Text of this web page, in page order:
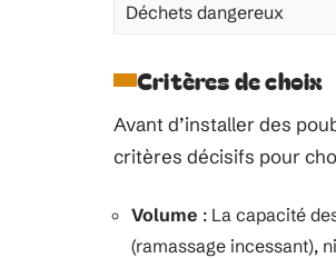
Déchets dangereux
Critères de choix
Avant d’installer des
critères décisifs pour
Volume : La capacité
(ramassage incessant),